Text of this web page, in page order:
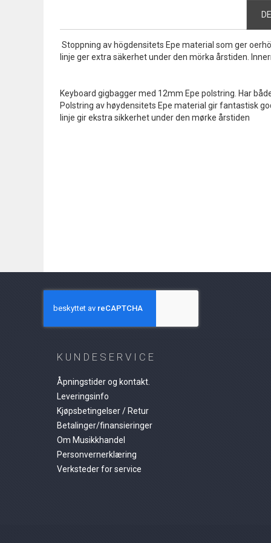
the
images
Stoppning av högdensitets Epe material som ger
linje ger extra säkerhet under den mörka årstiden.
Keyboard gigbagger med 12mm Epe polstring. Har
Polstring av høydensitets Epe material gir fantastisk
linje gir ekstra sikkerhet under den mørke årstiden
KUNDESERVICE
Åpningstider og kontakt.
Leveringsinfo
Kjøpsbetingelser / Retur
Betalinger/finansieringer
Om Musikkhandel
Personvernerklæring
Verksteder for service